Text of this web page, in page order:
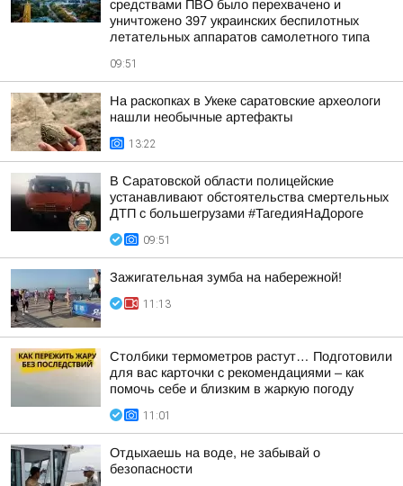
средствами ПВО было перехвачено и
уничтожено 397 украинских беспилотных
летательных аппаратов самолетного типа
09:51
На раскопках в Укеке саратовские археологи
нашли необычные артефакты
13:22
В Саратовской области полицейские
устанавливают обстоятельства смертельных
ДТП с большегрузами #ТагедияНаДороге
09:51
Зажигательная зумба на набережной!
11:13
Столбики термометров растут… Подготовили
для вас карточки с рекомендациями – как
помочь себе и близким в жаркую погоду
11:01
Отдыхаешь на воде, не забывай о
безопасности